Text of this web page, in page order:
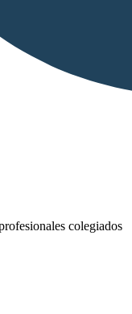
colegiados